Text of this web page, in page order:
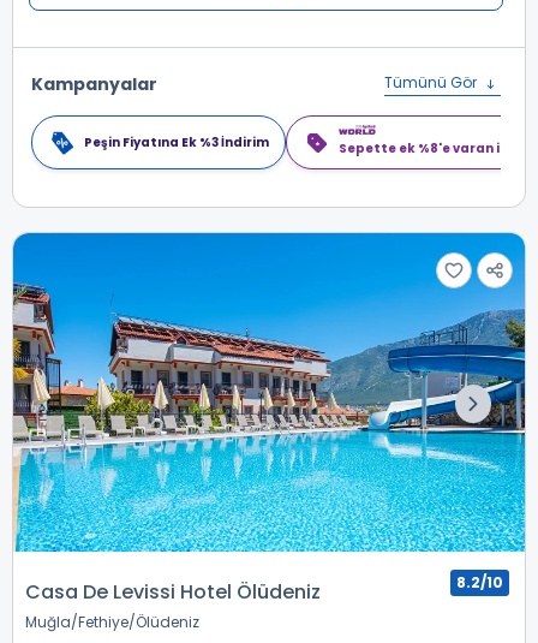
Kampanyalar Tümünü Gör
Peşin Fiyatına Ek %3 İndirim Sepette ek %8'e varan
Casa De Levissi Hotel Ölüdeniz
Muğla Fethiye Ölüdeniz
8.2/10